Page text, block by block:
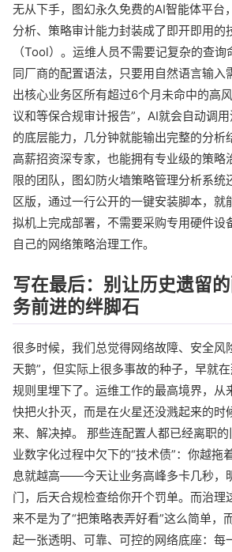
无从下手，图幻永久免费的AI智能体平台
分析、策略审计能力封装成了即开即用
（Tool）。运维人员不需要记复杂的查
同厂商的配置语法，只要用自然语言输
出核心业务区所有超过6个月未命中的高
议和等保合规审计报告”，AI就会自动调
的底层能力，几分钟就能输出完整的分析
高薪招资深专家，也能拥有专业级的策略
限的团队，图幻防火墙策略管理分析系统
区版，通过一行公开的一键安装脚本，就
拟机上完成部署，不需要采购专用硬件设
自己的网络策略治理工作。
写在最后：别让历史遗留
务前进的绊脚石
很多时候，我们总觉得网络故障、安全风
天鹅”，但实际上很多事故的种子，早就
规则里埋下了。运维工作的最高境界，从
快把火扑灭，而是在火星还没溅起来的时
来、解决掉。 那些连配置人都已经离职
业数字化过程中欠下的“技术债”：你越拖
息就越高——今天让业务高峰多卡几秒，
门，后天合规检查给你开个罚单。而治理
来不是为了“把策略表弄好看”这么简单，
起一张透明、可靠、可控的网络底座：每